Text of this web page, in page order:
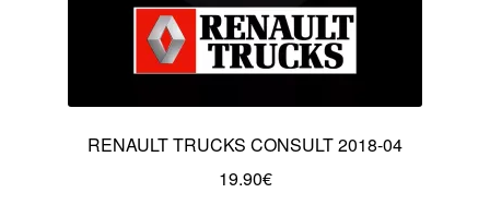
RENAULT TRUCKS CONSULT 2018-04
19.90€